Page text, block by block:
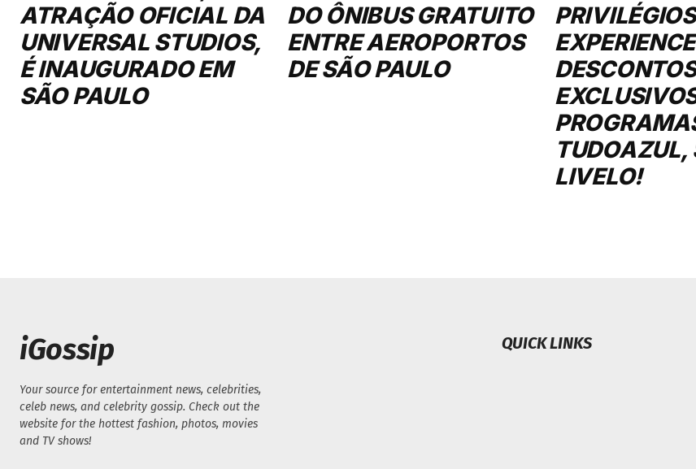
ATRAÇÃO OFICIAL DA
UNIVERSAL STUDIOS,
É INAUGURADO EM
SÃO PAULO
DO ÔNIBUS GRATUITO
ENTRE AEROPORTOS
DE SÃO PAULO
DESCONTOS
TUDOAZUL,
LIVELO!
iGossip
Your source for entertainment news, celebrities,
celeb news, and celebrity gossip. Check out the
website for the hottest fashion, photos, movies
and TV shows!
QUICK LINKS